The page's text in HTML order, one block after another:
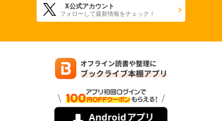
X公式アカウント
フォローして最新情報をチェック！